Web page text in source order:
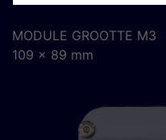
MODULE GROOTTE M3
109 x 89 mm